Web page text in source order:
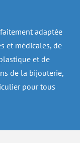
adaptée
et médicales, de
et de
de la bijouterie,
pour tous